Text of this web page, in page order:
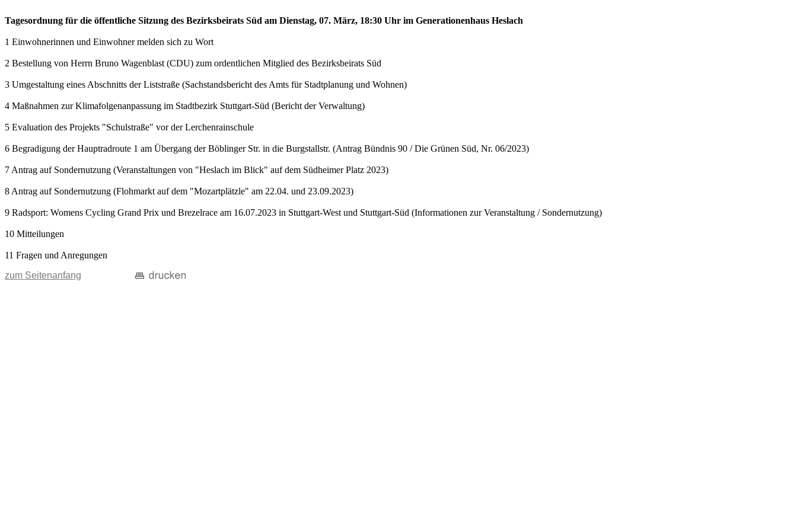
Tagesordnung für die öffentliche Sitzung des Bezirksbeirats Süd am Dienstag, 07. März, 18:30 Uhr im Generationenhaus Heslach
1 Einwohnerinnen und Einwohner melden sich zu Wort
2 Bestellung von Herrn Bruno Wagenblast (CDU) zum ordentlichen Mitglied des Bezirksbeirats Süd
3 Umgestaltung eines Abschnitts der Liststraße (Sachstandsbericht des Amts für Stadtplanung und Wohnen)
4 Maßnahmen zur Klimafolgenanpassung im Stadtbezirk Stuttgart-Süd (Bericht der Verwaltung)
5 Evaluation des Projekts "Schulstraße" vor der Lerchenrainschule
6 Begradigung der Hauptradroute 1 am Übergang der Böblinger Str. in die Burgstallstr. (Antrag Bündnis 90 / Die Grünen Süd, Nr. 06/2023)
7 Antrag auf Sondernutzung (Veranstaltungen von "Heslach im Blick" auf dem Südheimer Platz 2023)
8 Antrag auf Sondernutzung (Flohmarkt auf dem "Mozartplätzle" am 22.04. und 23.09.2023)
9 Radsport: Womens Cycling Grand Prix und Brezelrace am 16.07.2023 in Stuttgart-West und Stuttgart-Süd (Informationen zur Veranstaltung / Sondernutzung)
10 Mitteilungen
11 Fragen und Anregungen
zum Seitenanfang